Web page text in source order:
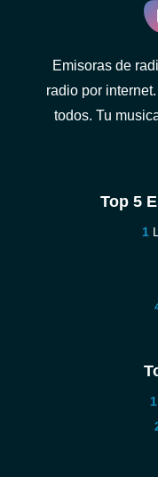
Emisoras de
radio por
todos. Tu
Top 5